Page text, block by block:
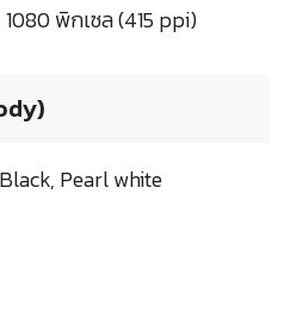
พิกเซล (415 ppi)
Pearl white